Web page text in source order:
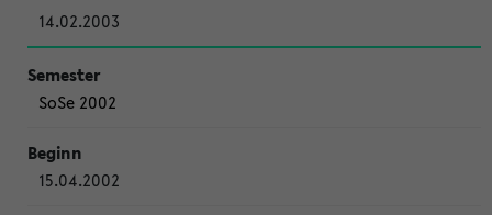
14.02.2003
SoSe 2002
15.04.2002